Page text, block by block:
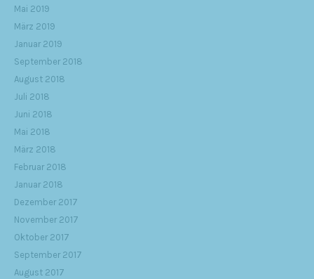
Mai 2019
März 2019
Januar 2019
September 2018
August 2018
Juli 2018
Juni 2018
Mai 2018
März 2018
Februar 2018
Januar 2018
Dezember 2017
November 2017
Oktober 2017
September 2017
August 2017